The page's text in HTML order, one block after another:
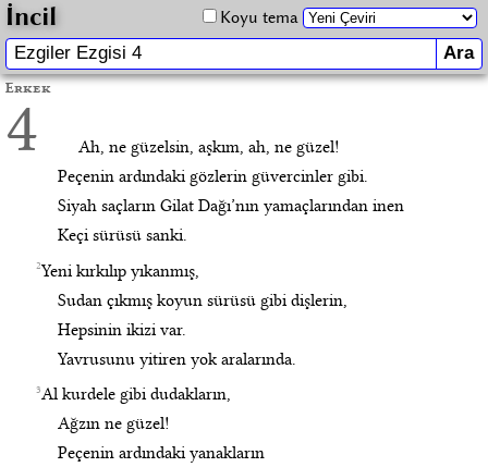
İncil Koyu tema
Erkek
4
Ah, ne güzelsin, aşkım, ah, ne güzel!
Peçenin ardındaki gözlerin güvercinler gibi.
Siyah saçların Gilat Dağı’nın yamaçlarından inen
Keçi sürüsü sanki.
2Yeni kırkılıp yıkanmış,
Sudan çıkmış koyun sürüsü gibi dişlerin,
Hepsinin ikizi var.
Yavrusunu yitiren yok aralarında.
3Al kurdele gibi dudakların,
Ağzın ne güzel!
Peçenin ardındaki yanakların